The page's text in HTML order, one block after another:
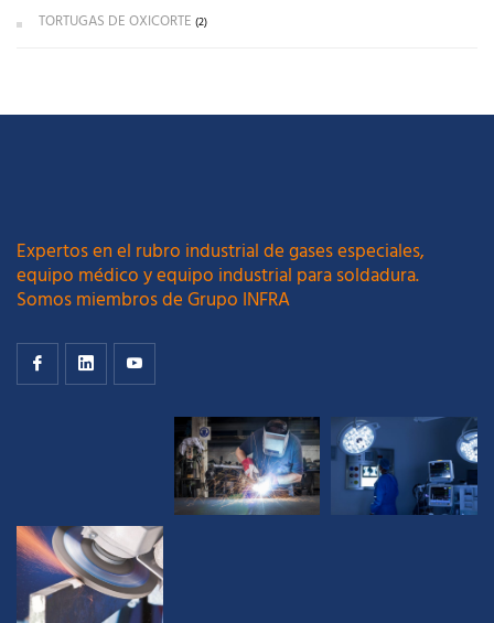
TORTUGAS DE OXICORTE (2)
Expertos en el rubro industrial de gases especiales,
equipo médico y equipo industrial para soldadura.
Somos miembros de Grupo INFRA